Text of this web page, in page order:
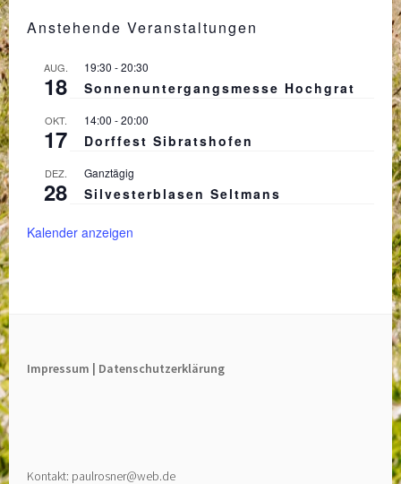
Anstehende Veranstaltungen
AUG.
18
19:30 -20:30
Sonnenuntergangsmesse Hochgrat
OKT.
17
14:00 -20:00
Dorffest Sibratshofen
DEZ.
28
Ganztägig
Silvesterblasen Seltmans
Kalender anzeigen
Impressum | Datenschutzerklärung
Kontakt: paulrosner@web.de